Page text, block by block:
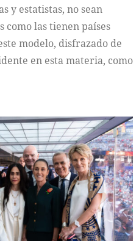
y estatistas, no sean
como las tienen países
modelo, disfrazado de
en esta materia, como